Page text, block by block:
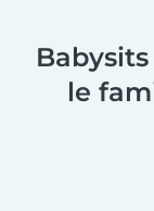
le